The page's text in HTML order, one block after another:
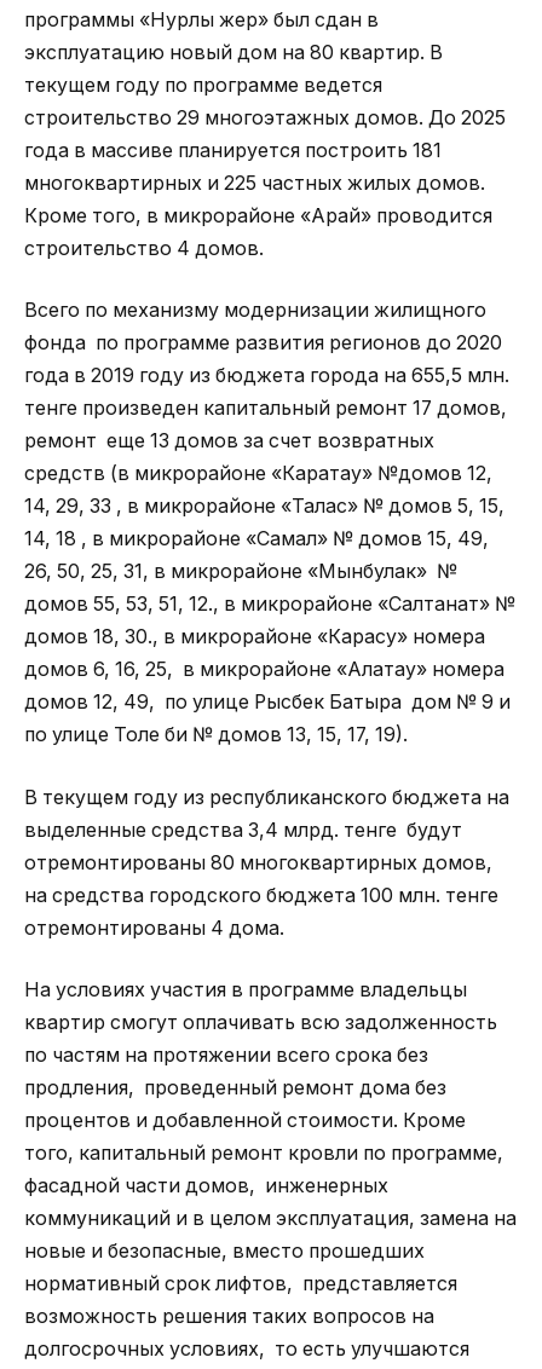
программы «Нурлы жер» был сдан в
эксплуатацию новый дом на 80 квартир. В
текущем году по программе ведется
строительство 29 многоэтажных домов. До 2025
года в массиве планируется построить 181
многоквартирных и 225 частных жилых домов.
Кроме того, в микрорайоне «Арай» проводится
строительство 4 домов.
Всего по механизму модернизации жилищного
фонда по программе развития регионов до 2020
года в 2019 году из бюджета города на 655,5 млн.
тенге произведен капитальный ремонт 17 домов,
ремонт еще 13 домов за счет возвратных
средств (в микрорайоне «Каратау» №домов 12,
14, 29, 33 , в микрорайоне «Талас» № домов 5, 15,
14, 18 , в микрорайоне «Самал» № домов 15, 49,
26, 50, 25, 31, в микрорайоне «Мынбулак» №
домов 55, 53, 51, 12., в микрорайоне «Салтанат» №
домов 18, 30., в микрорайоне «Карасу» номера
домов 6, 16, 25, в микрорайоне «Алатау» номера
домов 12, 49, по улице Рысбек Батыра дом № 9 и
по улице Толе би № домов 13, 15, 17, 19).
В текущем году из республиканского бюджета на
выделенные средства 3,4 млрд. тенге будут
отремонтированы 80 многоквартирных домов,
на средства городского бюджета 100 млн. тенге
отремонтированы 4 дома.
На условиях участия в программе владельцы
квартир смогут оплачивать всю задолженность
по частям на протяжении всего срока без
продления, проведенный ремонт дома без
процентов и добавленной стоимости. Кроме
того, капитальный ремонт кровли по программе,
фасадной части домов, инженерных
коммуникаций и в целом эксплуатация, замена на
новые и безопасные, вместо прошедших
нормативный срок лифтов, представляется
возможность решения таких вопросов на
долгосрочных условиях, то есть улучшаются